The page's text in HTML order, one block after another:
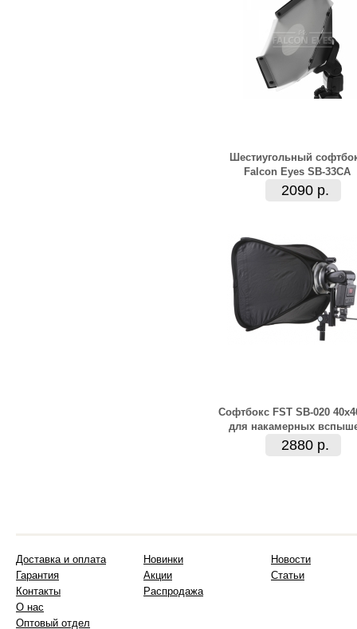
Шестиугольный
Falcon Eyes SB-33CA
2090 р.
Софтбокс FST SB-020
для накамерных
2880 р.
Доставка и оплата
Гарантия
Контакты
О нас
Оптовый отдел
Новинки
Акции
Распродажа
Новости
Статьи